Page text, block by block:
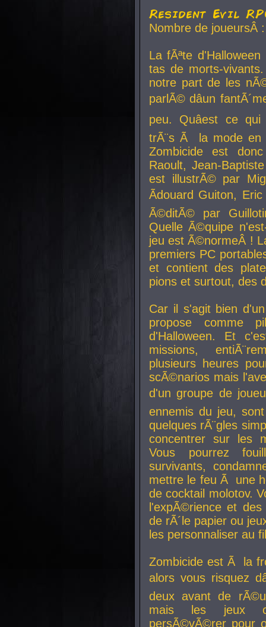
Resident Evil
Nombre de
La fÃªte
tas de morts-
notre part de les
parlÃ© dâun
peu. Quâest ce
trÃ¨s Ã la mode en
Zombicide est
Raoult, Jean-
est illustrÃ© par
Ãdouard Guiton,
Ã©ditÃ© par
Quelle Ã©quipe
jeu est Ã©normeÂ !
premiers PC
et contient des
pions et surtout, des
Car il s'agit bien
propose comme
d'Halloween. Et
missions,
plusieurs heures
scÃ©narios mais
d'un groupe de
ennemis du jeu,
quelques rÃ¨gles
concentrer sur les
Vous pourrez
survivants,
mettre le feu Ã une
de cocktail molotov.
l'expÃ©rience et
de rÃ´le papier ou
les personnaliser au
Zombicide est Ã la
alors vous risquez
deux avant de
mais les jeux
persÃ©vÃ©rer pour